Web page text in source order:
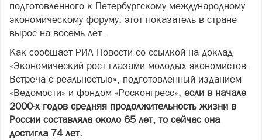
подготовленного к Петербургскому международному
экономическому форуму, этот показатель в стране
вырос на восемь лет.
Как сообщает РИА Новости со ссылкой на доклад
«Экономический рост глазами молодых экономистов.
Встреча с реальностью», подготовленный изданием
«Ведомости» и фондом «Росконгресс», если в начале
2000-х годов средняя продолжительность жизни в
России составляла около 65 лет, то сейчас она
достигла 74 лет.